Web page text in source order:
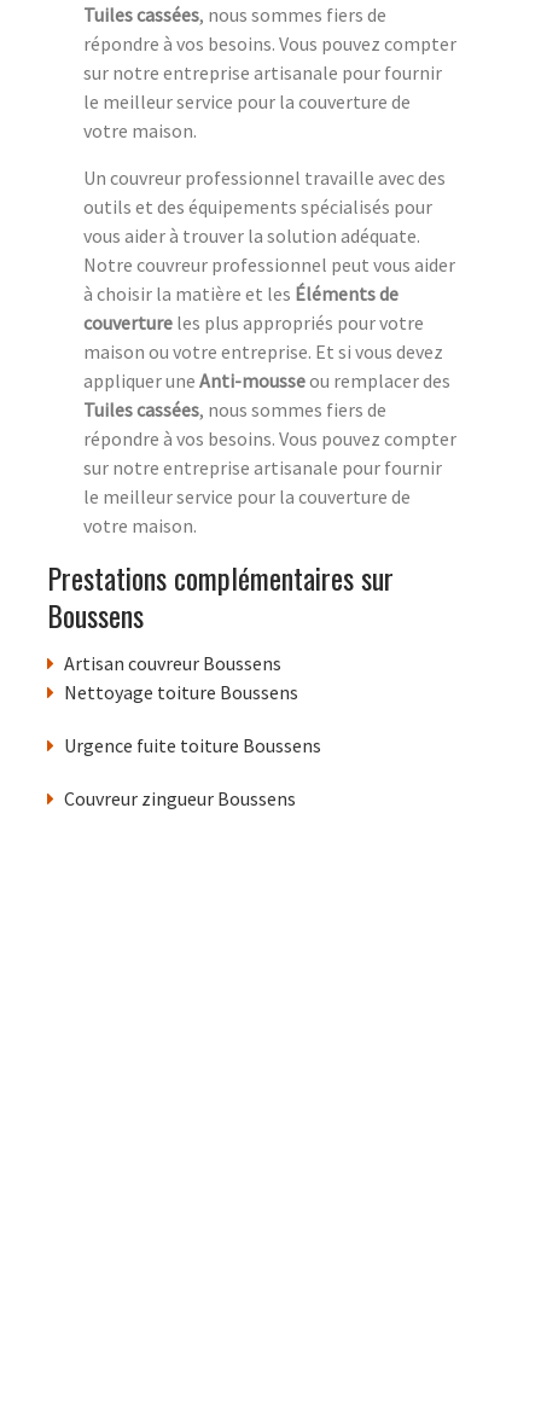
Tuiles cassées, nous sommes fiers de
répondre à vos besoins. Vous pouvez compter
sur notre entreprise artisanale pour fournir
le meilleur service pour la couverture de
votre maison.
Un couvreur professionnel travaille avec des
outils et des équipements spécialisés pour
vous aider à trouver la solution adéquate.
Notre couvreur professionnel peut vous aider
à choisir la matière et les Éléments de
couverture les plus appropriés pour votre
maison ou votre entreprise. Et si vous devez
appliquer une Anti-mousseou remplacer des
Tuiles cassées, nous sommes fiers de
répondre à vos besoins. Vous pouvez compter
sur notre entreprise artisanale pour fournir
le meilleur service pour la couverture de
votre maison.
Prestations complémentaires sur
Boussens
Artisan couvreur Boussens
Nettoyage toiture Boussens
Urgence fuite toiture Boussens
Couvreur zingueur Boussens